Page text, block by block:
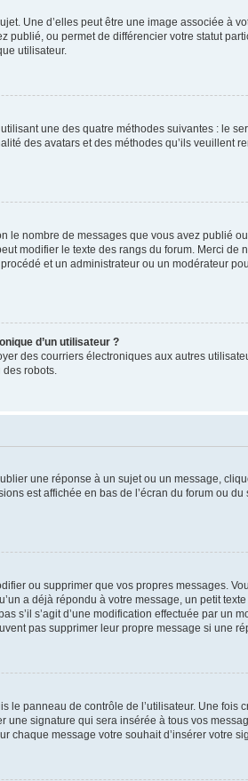
Une d’elles peut être une image associée à
ou permet de différencier votre statut
utilisateur.
une des quatre méthodes suivantes : le
des avatars et des méthodes qu’ils veuillent
le nombre de messages que vous avez publié
modifier le texte des rangs du forum. Merci
et un administrateur ou un modérateur
d’un utilisateur ?
des courriers électroniques aux autres
robots.
une réponse à un sujet ou un message,
est affichée en bas de l’écran du forum ou
ou supprimer que vos propres messages.
a déjà répondu à votre message, un petit
s’il s’agit d’une modification effectuée par un
pas supprimer leur propre message si une
panneau de contrôle de l’utilisateur. Une
signature qui sera insérée à tous vos
chaque message votre souhait d’insérer votre